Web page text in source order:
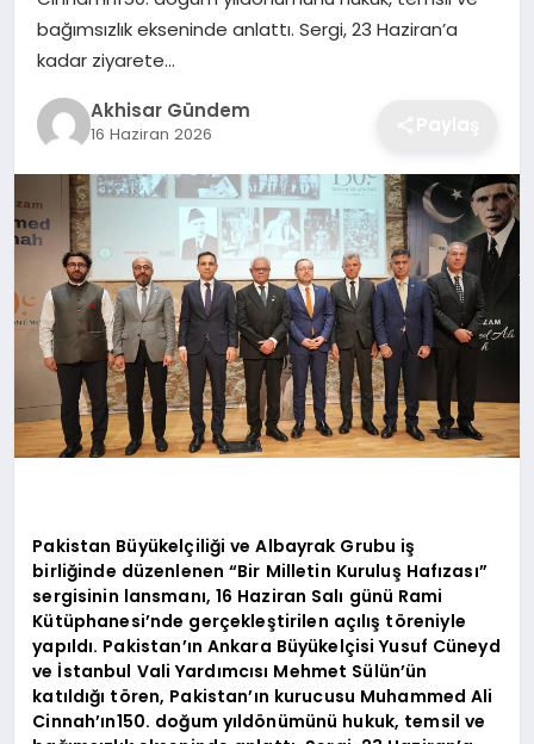
bağımsızlık ekseninde anlattı. Sergi, 23 Haziran’a
kadar ziyarete…
Akhisar Gündem
16 Haziran 2026
Pakistan Büyükelçiliği ve Albayrak Grubu iş
birliğinde düzenlenen “Bir Milletin Kuruluş Hafızası”
sergisinin lansmanı, 16 Haziran Salı günü Rami
Kütüphanesi’nde gerçekleştirilen açılış töreniyle
yapıldı. Pakistan’ın Ankara Büyükelçisi Yusuf Cüneyd
ve İstanbul Vali Yardımcısı Mehmet Sülün’ün
katıldığı tören, Pakistan’ın kurucusu Muhammed Ali
Cinnah’ın150. doğum yıldönümünü hukuk, temsil ve